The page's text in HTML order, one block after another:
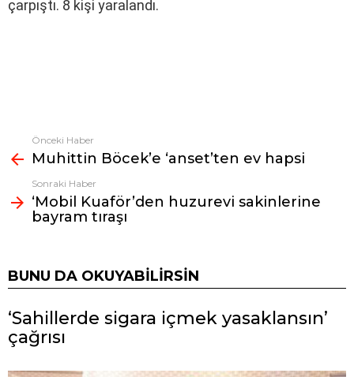
çarpıştı. 8 kişi yaralandı.
Fazlasına
bak
Önceki Haber
Muhittin Böcek’e ‘anset’ten ev hapsi
Sonraki Haber
‘Mobil Kuaför’den huzurevi sakinlerine
bayram tıraşı
BUNU DA OKUYABILIRSIN
‘Sahillerde sigara içmek yasaklansın’
çağrısı